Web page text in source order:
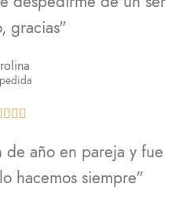
gracias"
  
año en pareja y fue
hacemos siempre"